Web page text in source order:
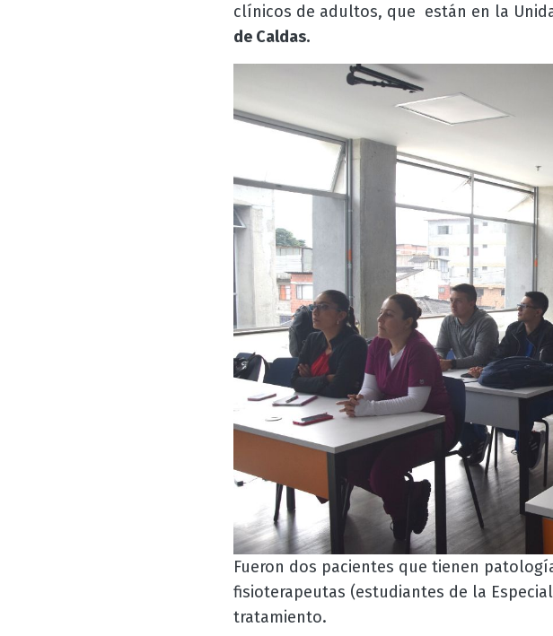
clínicos de adultos, que están en la
de Caldas.
Fueron dos pacientes que tienen
fisioterapeutas (estudiantes de la
tratamiento.